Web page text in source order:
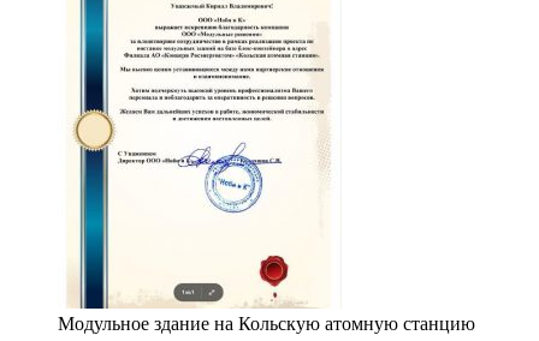
Модульное здание на Кольскую атомную станцию